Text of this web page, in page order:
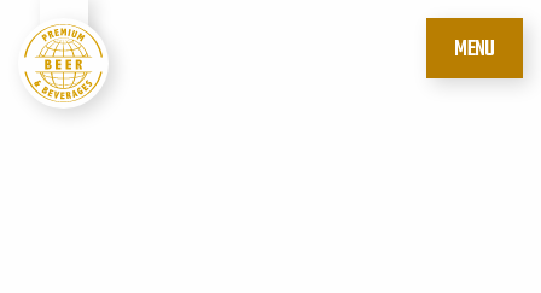
MENU